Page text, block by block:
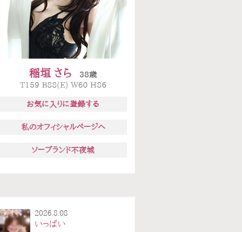
稲垣 さら
38歳
T159 B88(E) W60 H86
お気に入りに登録する
私のオフィシャルページへ
ソープランド不夜城
2026.8.08
いっぱい